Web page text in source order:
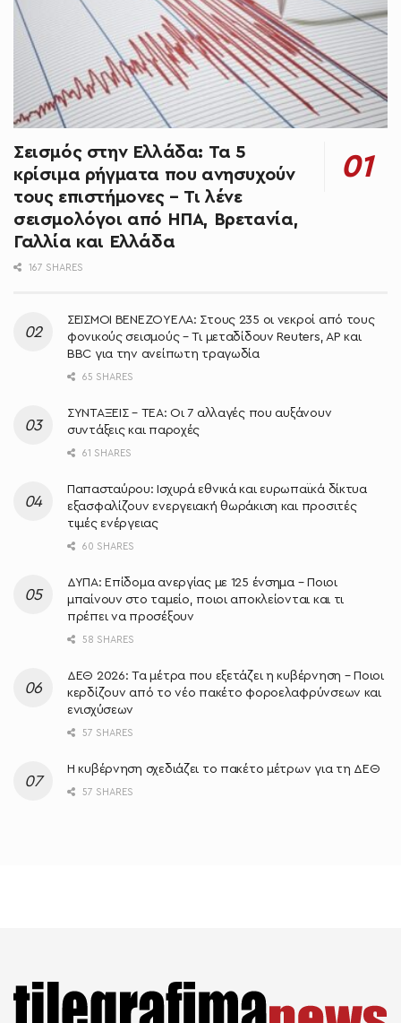
Σεισμός στην Ελλάδα: Τα 5
κρίσιμα ρήγματα που ανησυχούν
τους επιστήμονες – Τι λένε
σεισμολόγοι από ΗΠΑ, Βρετανία,
Γαλλία και Ελλάδα
167 SHARES
ΣΕΙΣΜΟΙ ΒΕΝΕΖΟΥΕΛΑ: Στους 235 οι νεκροί από τους
φονικούς σεισμούς – Τι μεταδίδουν Reuters, AP και
BBC για την ανείπωτη τραγωδία
65 SHARES
ΣΥΝΤΑΞΕΙΣ – ΤΕΑ: Οι 7 αλλαγές που αυξάνουν
συντάξεις και παροχές
61 SHARES
Παπασταύρου: Ισχυρά εθνικά και ευρωπαϊκά δίκτυα
εξασφαλίζουν ενεργειακή θωράκιση και προσιτές
τιμές ενέργειας
60 SHARES
ΔΥΠΑ: Επίδομα ανεργίας με 125 ένσημα – Ποιοι
μπαίνουν στο ταμείο, ποιοι αποκλείονται και τι
πρέπει να προσέξουν
58 SHARES
ΔΕΘ 2026: Τα μέτρα που εξετάζει η κυβέρνηση – Ποιοι
κερδίζουν από το νέο πακέτο φοροελαφρύνσεων και
ενισχύσεων
57 SHARES
Η κυβέρνηση σχεδιάζει το πακέτο μέτρων για τη ΔΕΘ
57 SHARES